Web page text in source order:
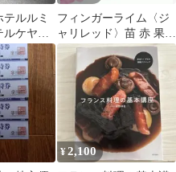
ルルミ
ケヤキ
待券 6
フィンガーライム〈ジ
ャリレッド〉苗 赤 果実
苗木 庭木 デザート果樹
柑橘系
¥2,100